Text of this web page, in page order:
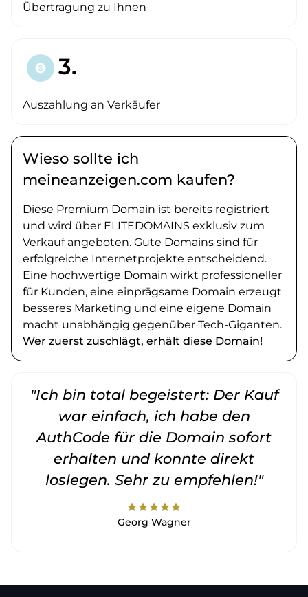
Übertragung zu Ihnen
paid 3.
Auszahlung an Verkäufer
Wieso sollte ich
meineanzeigen.com kaufen?
Diese Premium Domain ist bereits registriert
und wird über ELITEDOMAINS exklusiv zum
Verkauf angeboten. Gute Domains sind für
erfolgreiche Internetprojekte entscheidend.
Eine hochwertige Domain wirkt professioneller
für Kunden, eine einprägsame Domain erzeugt
besseres Marketing und eine eigene Domain
macht unabhängig gegenüber Tech-Giganten.
Wer zuerst zuschlägt, erhält diese Domain!
"Ich bin total begeistert: Der Kauf
war einfach, ich habe den
AuthCode für die Domain sofort
erhalten und konnte direkt
loslegen. Sehr zu empfehlen!"
starstarstarstarstar
Georg Wagner